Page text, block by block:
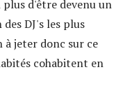
d'être devenu un
DJ's les plus
à jeter donc sur ce
cohabitent en